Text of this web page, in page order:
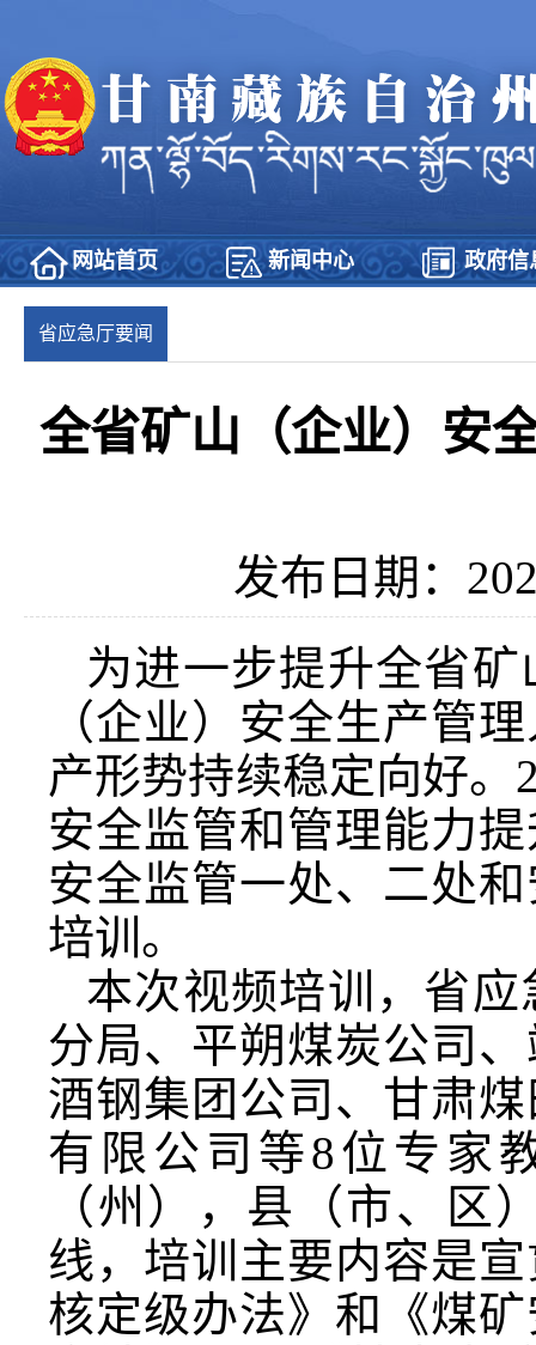
网站首页 新闻中心 政府信
省应急厅要闻
全省矿山（企业）安
发布日期：
为进一步提升全省
（企业）安全生产管
产形势持续稳定向好。
安全监管和管理能力
安全监管一处、二处
培训。
本次视频培训，省
分局、平朔煤炭公司
酒钢集团公司、甘肃
有限公司等8位专家
（州），县（市、区
线，培训主要内容是
核定级办法》和《煤